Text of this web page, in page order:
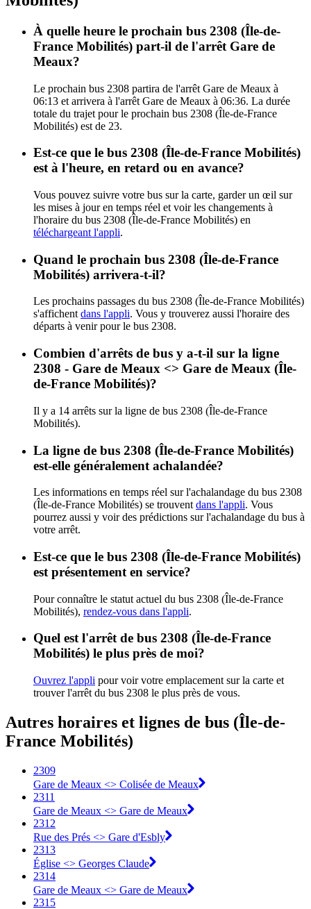
À quelle heure le prochain bus 2308 (Île-de-
France Mobilités) part-il de l'arrêt Gare de
Meaux?
Le prochain bus 2308 partira de l'arrêt Gare de Meaux à
06:13 et arrivera à l'arrêt Gare de Meaux à 06:36. La durée
totale du trajet pour le prochain bus 2308 (Île-de-France
Mobilités) est de 23.
Est-ce que le bus 2308 (Île-de-France Mobilités)
est à l'heure, en retard ou en avance?
Vous pouvez suivre votre bus sur la carte, garder un œil sur
les mises à jour en temps réel et voir les changements à
l'horaire du bus 2308 (Île-de-France Mobilités) en
téléchargeant l'appli.
Quand le prochain bus 2308 (Île-de-France
Mobilités) arrivera-t-il?
Les prochains passages du bus 2308 (Île-de-France Mobilités)
s'affichent dans l'appli. Vous y trouverez aussi l'horaire des
départs à venir pour le bus 2308.
Combien d'arrêts de bus y a-t-il sur la ligne
2308 - Gare de Meaux <> Gare de Meaux (Île-
de-France Mobilités)?
Il y a 14 arrêts sur la ligne de bus 2308 (Île-de-France
Mobilités).
La ligne de bus 2308 (Île-de-France Mobilités)
est-elle généralement achalandée?
Les informations en temps réel sur l'achalandage du bus 2308
(Île-de-France Mobilités) se trouvent dans l'appli. Vous
pourrez aussi y voir des prédictions sur l'achalandage du bus à
votre arrêt.
Est-ce que le bus 2308 (Île-de-France Mobilités)
est présentement en service?
Pour connaître le statut actuel du bus 2308 (Île-de-France
Mobilités), rendez-vous dans l'appli.
Quel est l'arrêt de bus 2308 (Île-de-France
Mobilités) le plus près de moi?
Ouvrez l'appli pour voir votre emplacement sur la carte et
trouver l'arrêt du bus 2308 le plus près de vous.
Autres horaires et lignes de bus (Île-de-
France Mobilités)
2309
Gare de Meaux <> Colisée de Meaux
2311
Gare de Meaux <> Gare de Meaux
2312
Rue des Prés <> Gare d'Esbly
2313
Église <> Georges Claude
2314
Gare de Meaux <> Gare de Meaux
2315